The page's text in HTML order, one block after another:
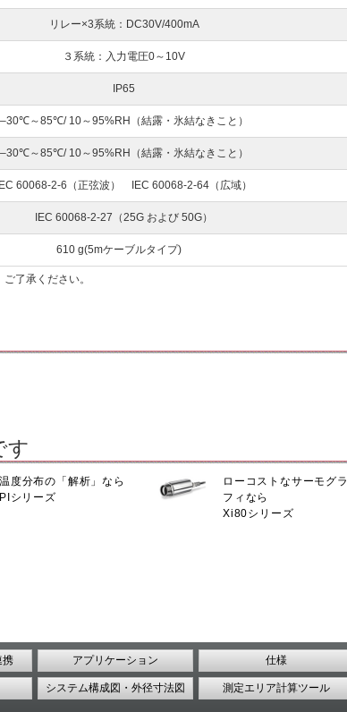
リレー×3系統：DC30V/400mA
３系統：入力電圧0～10V
IP65
–30℃～85℃/ 10～95%RH（結露・氷結なきこと）
–30℃～85℃/ 10～95%RH（結露・氷結なきこと）
IEC 60068-2-6（正弦波） IEC 60068-2-64（広域）
IEC 60068-2-27（25G および 50G）
610 g(5mケーブルタイプ)
了承ください。
す
温度分布の「解析」なら
PIシリーズ
ローコストなサーモグラ
フィなら
Xi80シリーズ
携 アプリケーション 仕様
システム構成図・外径寸法図 測定エリア計算ツール